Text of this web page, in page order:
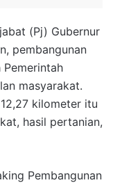
(Pj) Gubernur
pembangunan
Pemerintah
masyarakat.
kilometer itu
hasil pertanian,
Pembangunan